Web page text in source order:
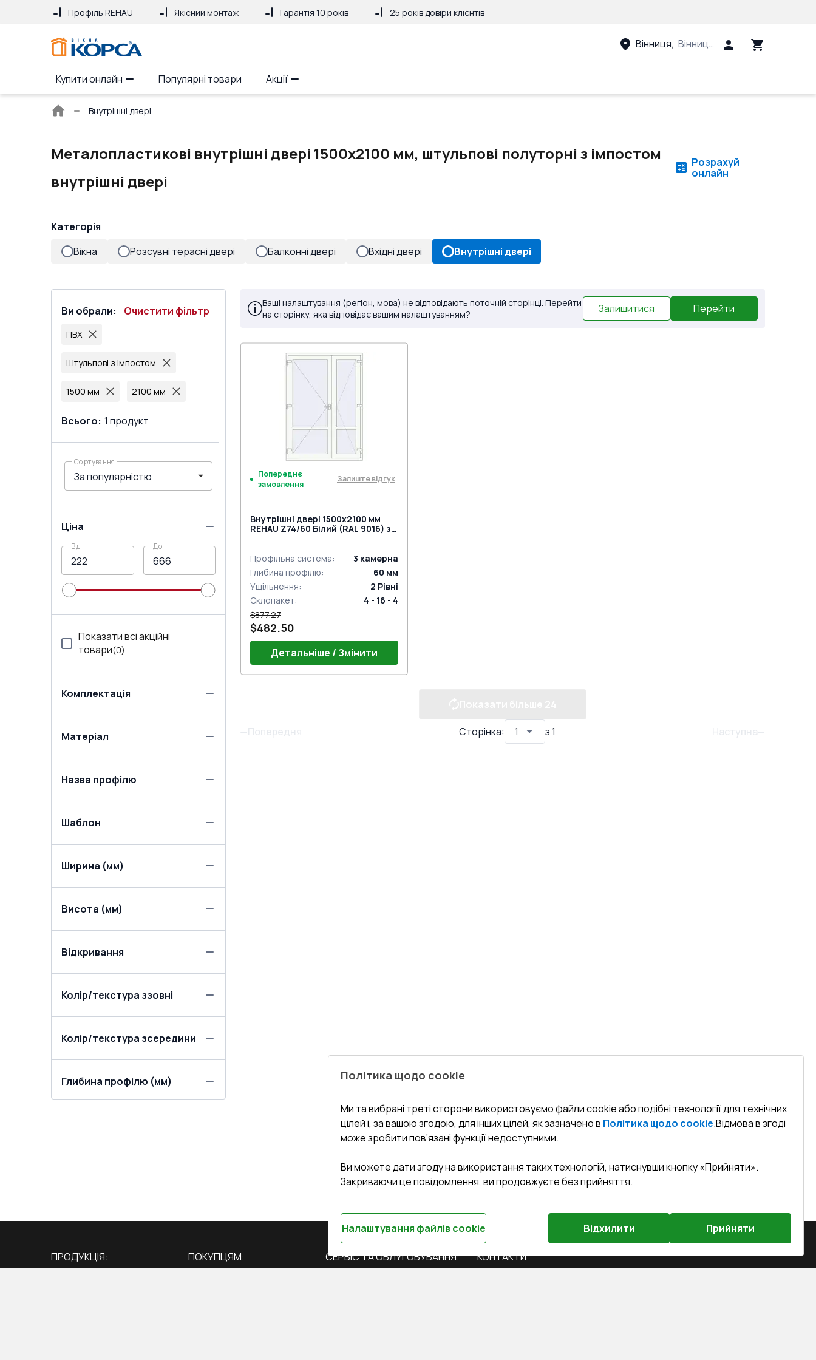
Профіль REHAU Якісний монтаж Гарантія 10 років 25 років довіри клієнтів
Вінниця, Вінницький район, Вінницька
Купити онлайн Популярні товари Акції
Головна
Внутрішні двері
Металопластикові внутрішні двері 1500x2100 мм, штульпові полуторні з імпостом
внутрішні двері
Розрахуй
онлайн
Категорія
Вікна
Розсувні терасні двері Балконні двері Вхідні двері Внутрішні двері
Ви обрали: Очистити фільтр
ПВХ
Штульпові з імпостом
1500 мм 2100 мм
Всього: 1 продукт
Сортування
Ціна
Від До
Показати всі акційні
товари(0)
Комплектація
Матеріал
Назва профілю
Шаблон
Ширина (мм)
Висота (мм)
Відкривання
Колір/текстура ззовні
Колір/текстура зсередини
Глибина профілю (мм)
Ваші налаштування (регіон, мова) не відповідають поточній сторінці. Перейти
на сторінку, яка відповідає вашим налаштуванням?
Залишитися Перейти
Попереднє
замовлення
Залиште відгук
Внутрішні двері 1500x2100 мм
REHAU Z74/60 Білий (RAL 9016) з
Профільна система: 3 камерна
Глибина профілю: 60 мм
Ущільнення: 2 Рівні
Склопакет:
4 - 16 - 4
$877.27
$482.50
Детальніше / Змінити
Петлі віконні комплект
Замок на одну точку (ECONOMY)
Попередня Сторінка: з1 Наступна
ПРОДУКЦІЯ:
ПОКУПЦЯМ:
СЕРВІС ТА ОБЛУГОВУВАННЯ:
КОНТАКТИ
Політика щодо cookie
Ми та вибрані треті сторони використовуємо файли cookie або подібні технології для технічних
цілей і, за вашою згодою, для інших цілей, як зазначено в Політика щодо cookie.Відмова в згоді
може зробити пов’язані функції недоступними.
Ви можете дати згоду на використання таких технологій, натиснувши кнопку «Прийняти».
Закриваючи це повідомлення, ви продовжуєте без прийняття.
Відхилити Прийняти
Налаштування файлів cookie